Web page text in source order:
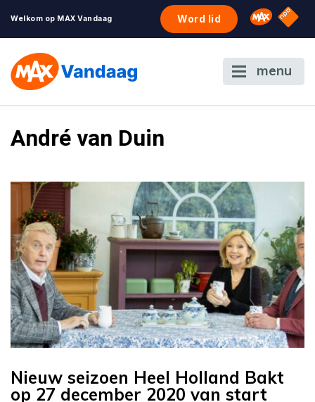
Welkom op MAX Vandaag Word lid Omroep
NPO
menu
André van Duin
Nieuw seizoen Heel Holland Bakt
op 27 december 2020 van start